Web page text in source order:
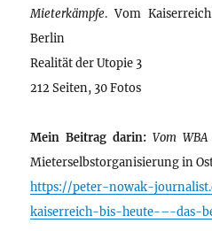
Mieterkämpfe. Vom
Berlin
Realität der Utopie 3
212 Seiten, 30 Fotos
Mein Beitrag darin: Vom
Mieterselbstorganisierung in
https://peter-nowak-
kaiserreich-bis-heute-–-das-